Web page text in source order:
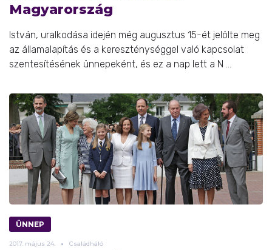
Magyarország
István, uralkodása idején még augusztus 15-ét jelölte meg
az államalapítás és a kereszténységgel való kapcsolat
szentesítésének ünnepeként, és ez a nap lett a N ...
ÜNNEP
2017. május 24. Családháló